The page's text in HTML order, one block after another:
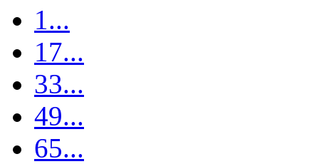
1...
17...
33...
49...
65...